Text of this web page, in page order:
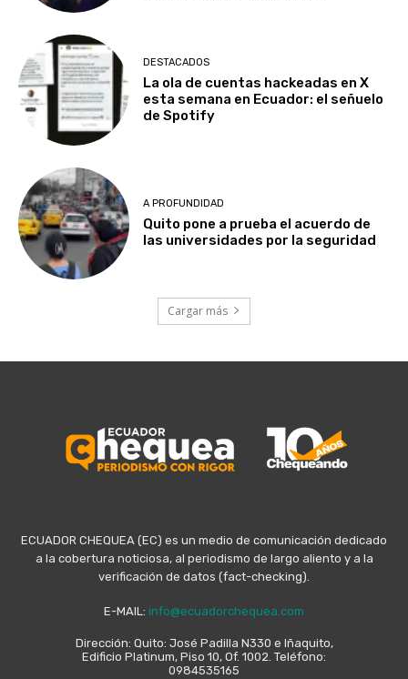
DESTACADOS
La ola de cuentas hackeadas en X
esta semana en Ecuador: el señuelo
de Spotify
A PROFUNDIDAD
Quito pone a prueba el acuerdo de
las universidades por la seguridad
Cargar más
ECUADOR CHEQUEA (EC) es un medio de comunicación dedicado
a la cobertura noticiosa, al periodismo de largo aliento y a la
verificación de datos (fact-checking).
E-MAIL: info@ecuadorchequea.com
Dirección: Quito: José Padilla N330 e Iñaquito,
Edificio Platinum, Piso 10, Of. 1002. Teléfono:
0984535165